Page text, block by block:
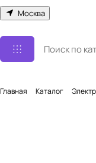
Москва
Главная Каталог